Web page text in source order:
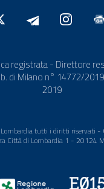
registrata - Direttore
di Milano n° 14772/
2019
Lombardia tutti i diritti riservati
Città di Lombardia 1 - 20124